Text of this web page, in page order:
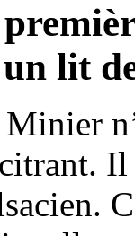
lit
Minier
Il